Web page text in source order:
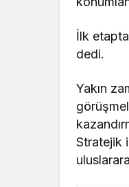
İlk
dedi.
Yakın
Stratejik